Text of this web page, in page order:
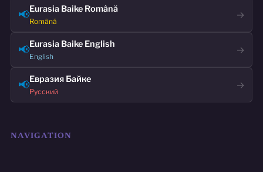
📢Eurasia Baike Română
Română
→
📢Eurasia Baike English
English
→
📢Евразия Байке
Русский
→
NAVIGATION